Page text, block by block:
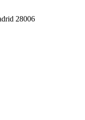
28006